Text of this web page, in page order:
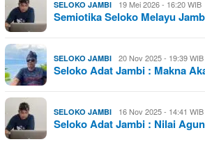
SELOKO JAMBI 19 Mei 2026 - 16:20 WIB
Semiotika Seloko Melayu
SELOKO JAMBI 20 Nov 2025 - 19:39 WIB
Seloko Adat Jambi : Makna
SELOKO JAMBI 16 Nov 2025 - 14:41 WIB
Seloko Adat Jambi : Nilai